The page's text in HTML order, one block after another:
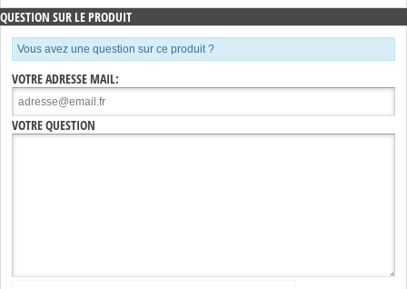
QUESTION SUR LE PRODUIT
Vous avez une question sur ce produit ?
VOTRE ADRESSE MAIL:
VOTRE QUESTION